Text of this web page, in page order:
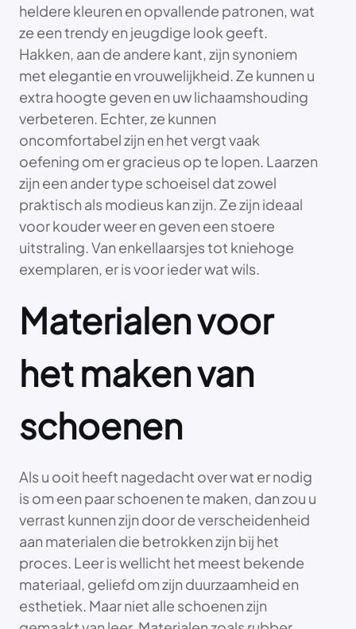
heldere kleuren en opvallende patronen, wat
ze een trendy en jeugdige look geeft.
Hakken, aan de andere kant, zijn synoniem
met elegantie en vrouwelijkheid. Ze kunnen u
extra hoogte geven en uw lichaamshouding
verbeteren. Echter, ze kunnen
oncomfortabel zijn en het vergt vaak
oefening om er gracieus op te lopen. Laarzen
zijn een ander type schoeisel dat zowel
praktisch als modieus kan zijn. Ze zijn ideaal
voor kouder weer en geven een stoere
uitstraling. Van enkellaarsjes tot kniehoge
exemplaren, er is voor ieder wat wils.
Materialen voor
het maken van
schoenen
Als u ooit heeft nagedacht over wat er nodig
is om een paar schoenen te maken, dan zou u
verrast kunnen zijn door de verscheidenheid
aan materialen die betrokken zijn bij het
proces. Leer is wellicht het meest bekende
materiaal, geliefd om zijn duurzaamheid en
esthetiek. Maar niet alle schoenen zijn